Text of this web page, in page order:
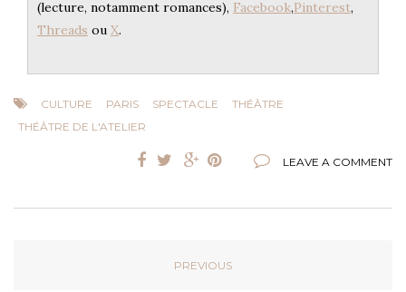
(lecture, notamment romances), Facebook,Pinterest,
Threads ou X.
CULTURE PARIS SPECTACLE
THÉÂTRE
THÉÂTRE DE L'ATELIER
LEAVE A COMMENT
PREVIOUS